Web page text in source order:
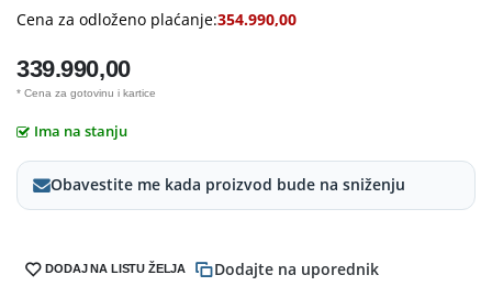
Cena za odloženo plaćanje:354.990,00
339.990,00
* Cena za gotovinu i kartice
Ima na stanju
Obavestite me kada proizvod bude na sniženju
DODAJ NA LISTU ŽELJA Dodajte na uporednik